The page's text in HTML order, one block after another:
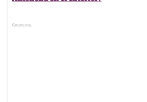
Anuncios.